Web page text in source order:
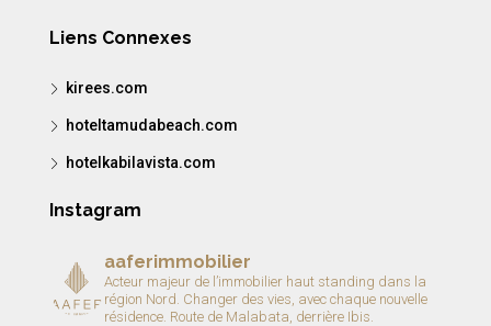
Liens Connexes
kirees.com
hoteltamudabeach.com
hotelkabilavista.com
Instagram
aaferimmobilier
Acteur majeur de l’immobilier haut standing dans la
région Nord. Changer des vies, avec chaque nouvelle
résidence. Route de Malabata, derrière Ibis.